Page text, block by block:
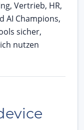
Vertrieb, HR,
AI Champions,
sicher,
nutzen